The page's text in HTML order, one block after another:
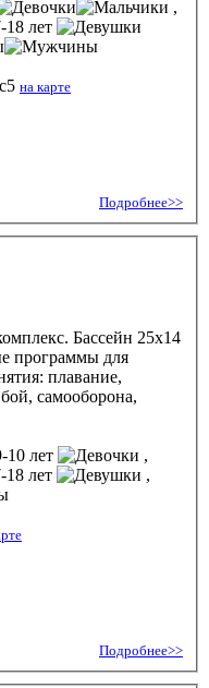
,
18 лет
на карте
Подробнее>>
Бассейн 25х14
программы для
плавание,
самооборона,
10 лет
,
18 лет
,
Подробнее>>